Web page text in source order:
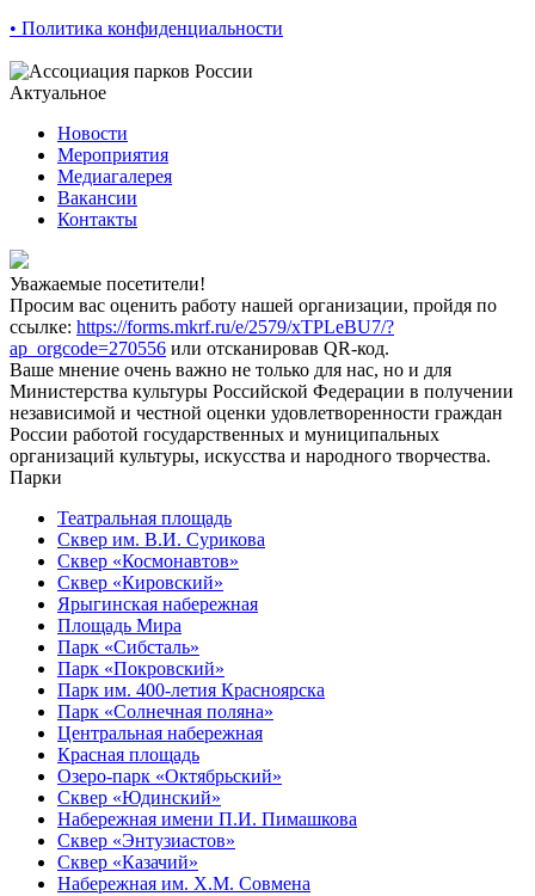
• Политика конфиденциальности
Актуальное
Новости
Мероприятия
Медиагалерея
Вакансии
Контакты
Уважаемые посетители!
Просим вас оценить работу нашей организации, пройдя по
ссылке: https://forms.mkrf.ru/e/2579/xTPLeBU7/?
ap_orgcode=270556 или отсканировав QR-код.
Ваше мнение очень важно не только для нас, но и для
Министерства культуры Российской Федерации в получении
независимой и честной оценки удовлетворенности граждан
России работой государственных и муниципальных
организаций культуры, искусства и народного творчества.
Парки
Театральная площадь
Сквер им. В.И. Сурикова
Сквер «Космонавтов»
Сквер «Кировский»
Ярыгинская набережная
Площадь Мира
Парк «Сибсталь»
Парк «Покровский»
Парк им. 400-летия Красноярска
Парк «Солнечная поляна»
Центральная набережная
Красная площадь
Озеро-парк «Октябрьский»
Сквер «Юдинский»
Набережная имени П.И. Пимашкова
Сквер «Энтузиастов»
Сквер «Казачий»
Набережная им. Х.М. Совмена